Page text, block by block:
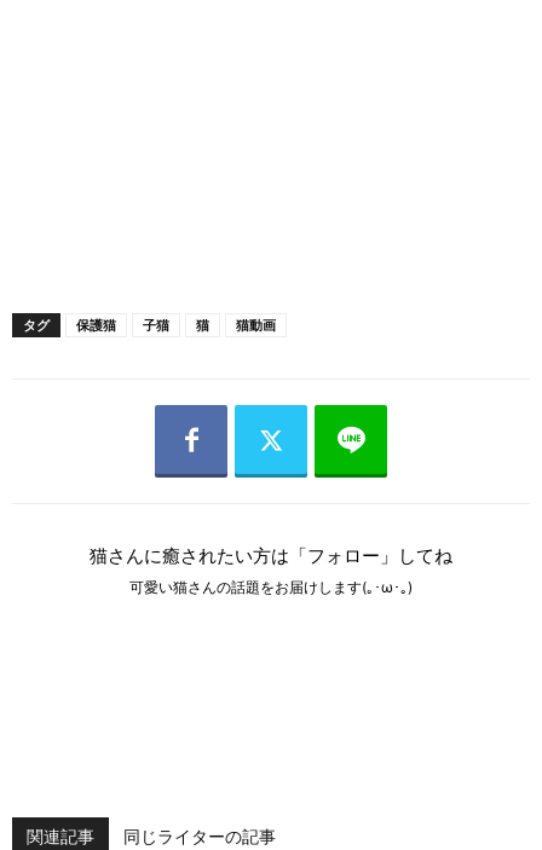
タグ 保護猫 子猫 猫 猫動画
猫さんに癒されたい方は「フォロー」してね
可愛い猫さんの話題をお届けします(｡･ω･｡)
関連記事 同じライターの記事